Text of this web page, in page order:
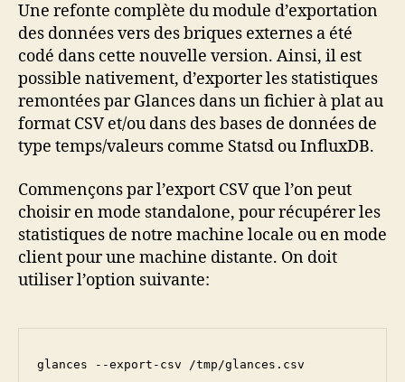
Une refonte complète du module d’exportation
des données vers des briques externes a été
codé dans cette nouvelle version. Ainsi, il est
possible nativement, d’exporter les statistiques
remontées par Glances dans un fichier à plat au
format CSV et/ou dans des bases de données de
type temps/valeurs comme Statsd ou InfluxDB.
Commençons par l’export CSV que l’on peut
choisir en mode standalone, pour récupérer les
statistiques de notre machine locale ou en mode
client pour une machine distante. On doit
utiliser l’option suivante:
glances --export-csv /tmp/glances.csv